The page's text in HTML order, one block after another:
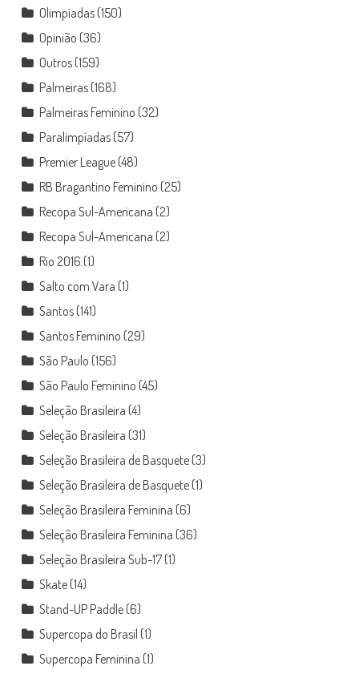
Olimpíadas(150)
Opinião (36)
Outros(159)
Palmeiras(168)
Palmeiras Feminino (32)
Paralimpíadas(57)
Premier League(48)
RB Bragantino Feminino (25)
Recopa Sul-Americana (2)
Recopa Sul-Americana (2)
Rio 2016 (1)
Salto com Vara (1)
Santos(141)
Santos Feminino (29)
São Paulo (156)
São Paulo Feminino (45)
Seleção Brasileira (4)
Seleção Brasileira (31)
Seleção Brasileira de Basquete(3)
Seleção Brasileira de Basquete(1)
Seleção Brasileira Feminina (6)
Seleção Brasileira Feminina (36)
Seleção Brasileira Sub-17(1)
Skate(14)
Stand-UP Paddle(6)
Supercopa do Brasil (1)
Supercopa Feminina (1)